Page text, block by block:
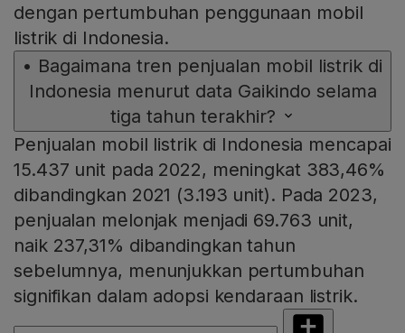
dengan pertumbuhan penggunaan mobil
listrik di Indonesia.
• Bagaimana tren penjualan mobil listrik di
Indonesia menurut data Gaikindo selama
tiga tahun terakhir?
Penjualan mobil listrik di Indonesia mencapai
15.437 unit pada 2022, meningkat 383,46%
dibandingkan 2021 (3.193 unit). Pada 2023,
penjualan melonjak menjadi 69.763 unit,
naik 237,31% dibandingkan tahun
sebelumnya, menunjukkan pertumbuhan
signifikan dalam adopsi kendaraan listrik.